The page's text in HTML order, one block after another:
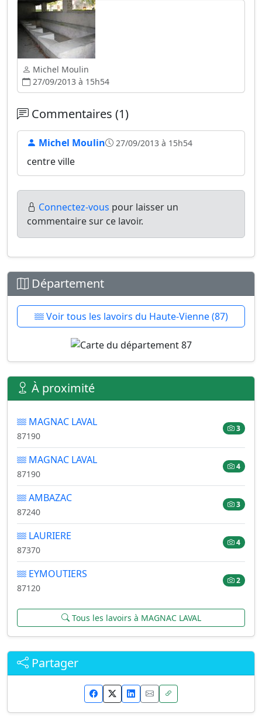
Michel Moulin
27/09/2013 à 15h54
Commentaires (1)
Michel Moulin 27/09/2013 à 15h54
centre ville
Connectez-vous pour laisser un
commentaire sur ce lavoir.
Département
Voir tous les lavoirs du Haute-Vienne (87)
À proximité
MAGNAC LAVAL
87190
3
MAGNAC LAVAL
87190
4
AMBAZAC
87240
3
LAURIERE
87370
4
EYMOUTIERS
87120
2
Tous les lavoirs à MAGNAC LAVAL
Partager